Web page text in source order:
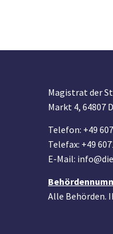
Magistrat der
Markt 4, 64807
Telefon: +49
Telefax: +49
E-Mail:
Alle Behörden.